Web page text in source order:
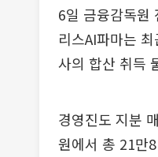
6일 금융감독원
리스AI파마는
사의 합산 취득
경영진도 지분
원에서 총 21만